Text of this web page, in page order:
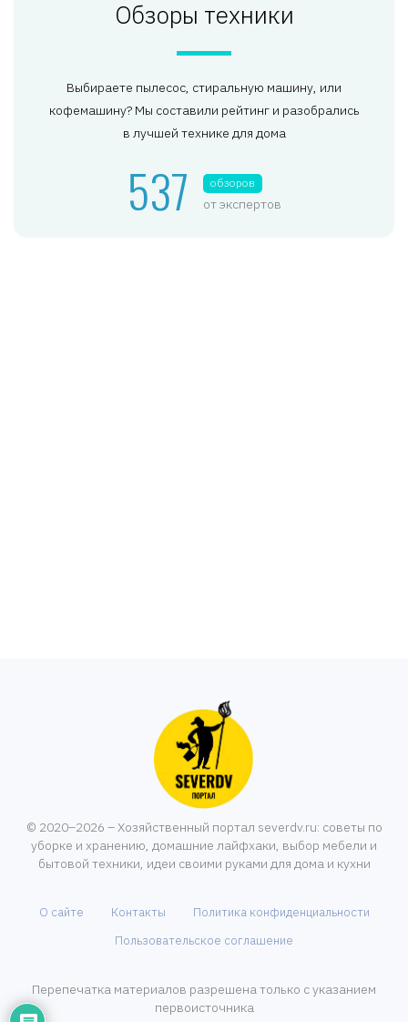
Обзоры техники
Выбираете пылесос, стиральную машину, или
кофемашину? Мы составили рейтинг и разобрались
в лучшей технике для дома
537 обзоров
от экспертов
© 2020–2026 – Хозяйственный портал severdv.ru: советы по
уборке и хранению, домашние лайфхаки, выбор мебели и
бытовой техники, идеи своими руками для дома и кухни
О сайте Контакты
Политика конфиденциальности
Пользовательское соглашение
Перепечатка материалов разрешена только с указанием
первоисточника